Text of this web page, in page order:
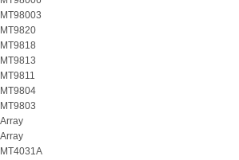
MT98003
MT9820
MT9818
MT9813
MT9811
MT9804
MT9803
Array
Array
MT4031A